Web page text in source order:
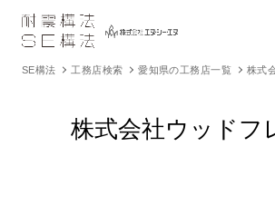
SE構法 工務店検索 愛知県の工務店一覧 株式
株式会社ウッドフ